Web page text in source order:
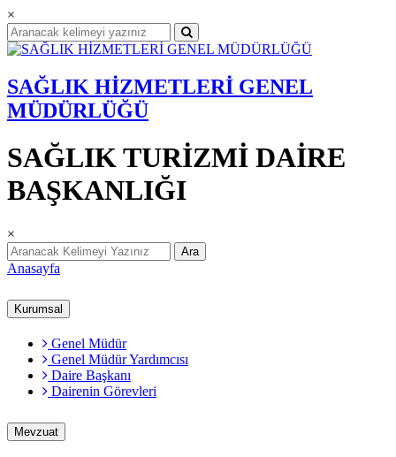
×
SAĞLIK HİZMETLERİ GENEL
MÜDÜRLÜĞÜ
SAĞLIK TURİZMİ DAİRE
BAŞKANLIĞI
×
Ara
Anasayfa
Kurumsal
Genel Müdür
Genel Müdür Yardımcısı
Daire Başkanı
Dairenin Görevleri
Mevzuat